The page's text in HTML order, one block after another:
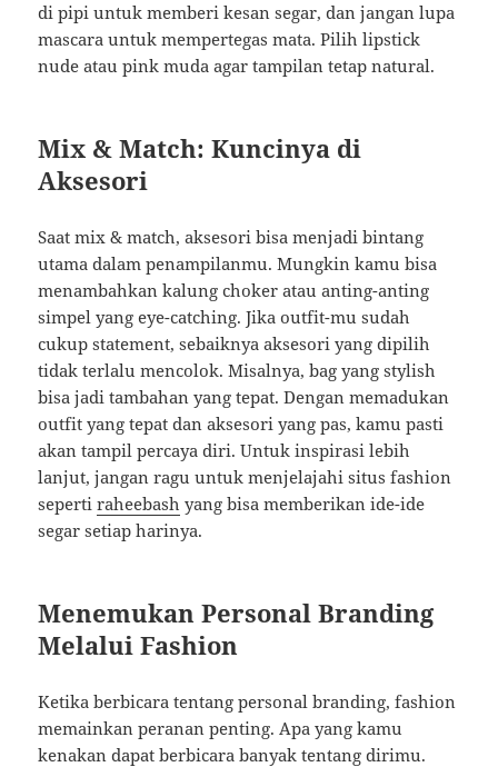
di pipi untuk memberi kesan segar, dan jangan lupa
mascara untuk mempertegas mata. Pilih lipstick
nude atau pink muda agar tampilan tetap natural.
Mix & Match: Kuncinya di
Aksesori
Saat mix & match, aksesori bisa menjadi bintang
utama dalam penampilanmu. Mungkin kamu bisa
menambahkan kalung choker atau anting-anting
simpel yang eye-catching. Jika outfit-mu sudah
cukup statement, sebaiknya aksesori yang dipilih
tidak terlalu mencolok. Misalnya, bag yang stylish
bisa jadi tambahan yang tepat. Dengan memadukan
outfit yang tepat dan aksesori yang pas, kamu pasti
akan tampil percaya diri. Untuk inspirasi lebih
lanjut, jangan ragu untuk menjelajahi situs fashion
sepertiraheebash yang bisa memberikan ide-ide
segar setiap harinya.
Menemukan Personal Branding
Melalui Fashion
Ketika berbicara tentang personal branding, fashion
memainkan peranan penting. Apa yang kamu
kenakan dapat berbicara banyak tentang dirimu.